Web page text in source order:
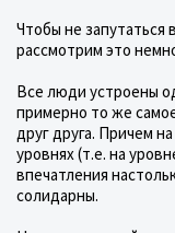
Чтобы не
рассмотрим это
Все люди устроены
примерно то же
друг друга. Причем
уровнях (т.е. на
впечатления
солидарны.